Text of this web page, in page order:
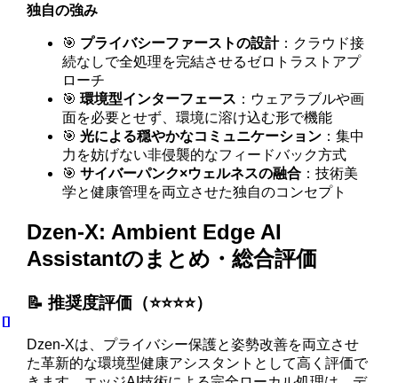
独自の強み
🎯 プライバシーファーストの設計：クラウド接
続なしで全処理を完結させるゼロトラストアプ
ローチ
🎯環境型インターフェース ：ウェアラブルや画
面を必要とせず、環境に溶け込む形で機能
🎯光による穏やかなコミュニケーション ：集中
力を妨げない非侵襲的なフィードバック方式
🎯サイバーパンク×ウェルネスの融合 ：技術美
学と健康管理を両立させた独自のコンセプト
Dzen-X: Ambient Edge AI
Assistantのまとめ・総合評価
📝 推奨度評価（⭐️⭐️⭐️⭐️）
Dzen-Xは、プライバシー保護と姿勢改善を両立させ
た革新的な環境型健康アシスタントとして高く評価で